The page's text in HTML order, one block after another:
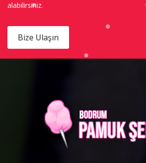
alabilirsiniz.
Bize Ulaşın